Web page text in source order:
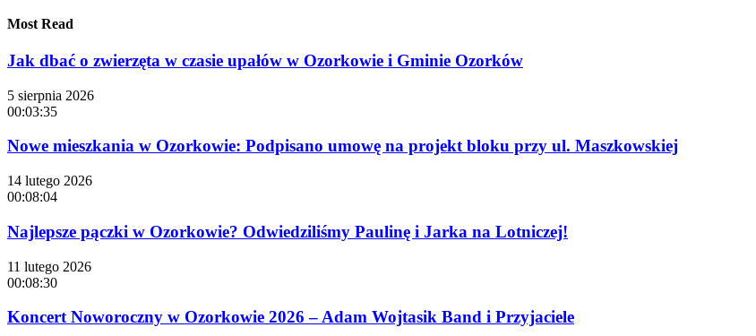
Most Read
Jak dbać o zwierzęta w czasie upałów w Ozorkowie i Gminie Ozorków
5 sierpnia 2026
00:03:35
Nowe mieszkania w Ozorkowie: Podpisano umowę na projekt bloku przy ul. Maszkowskiej
14 lutego 2026
00:08:04
Najlepsze pączki w Ozorkowie? Odwiedziliśmy Paulinę i Jarka na Lotniczej!
11 lutego 2026
00:08:30
Koncert Noworoczny w Ozorkowie 2026 – Adam Wojtasik Band i Przyjaciele